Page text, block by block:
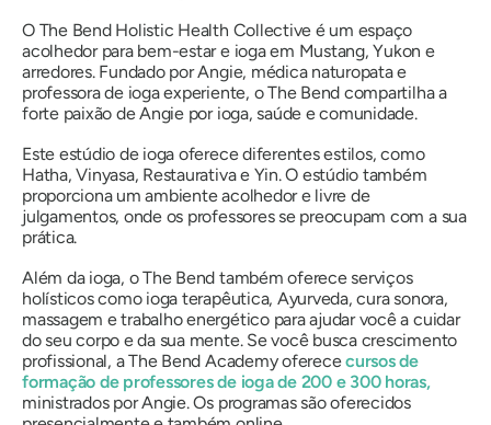
O The Bend Holistic Health Collective é um espaço
acolhedor para bem-estar e ioga em Mustang, Yukon e
arredores. Fundado por Angie, médica naturopata e
professora de ioga experiente, o The Bend compartilha a
forte paixão de Angie por ioga, saúde e comunidade.
Este estúdio de ioga oferece diferentes estilos, como
Hatha, Vinyasa, Restaurativa e Yin. O estúdio também
proporciona um ambiente acolhedor e livre de
julgamentos, onde os professores se preocupam com a sua
prática.
Além da ioga, o The Bend também oferece serviços
holísticos como ioga terapêutica, Ayurveda, cura sonora,
massagem e trabalho energético para ajudar você a cuidar
do seu corpo e da sua mente. Se você busca crescimento
profissional, a The Bend Academy oferececursos de
formação de professores de ioga de 200 e 300 horas,
ministrados por Angie. Os programas são oferecidos